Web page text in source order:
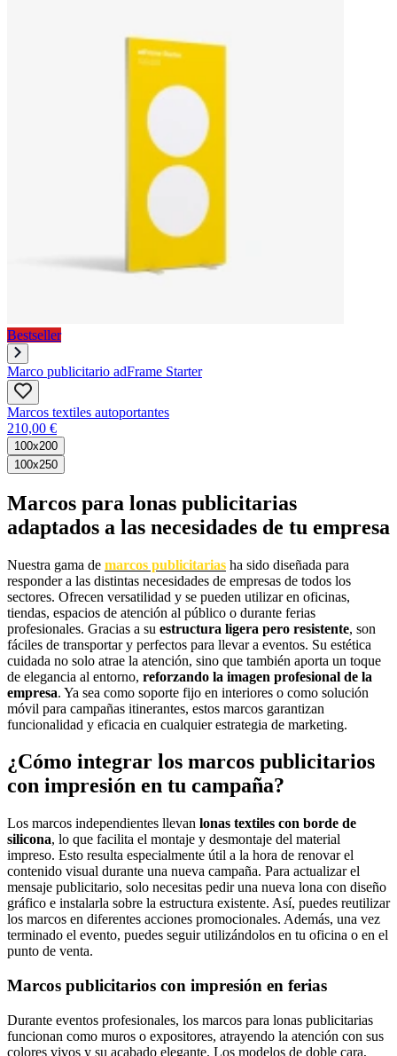
Bestseller
Marco publicitario adFrame Starter
Marcos textiles autoportantes
210,00 €
100x200
100x250
Marcos para lonas publicitarias
adaptados a las necesidades de tu empresa
Nuestra gama de marcos publicitarias ha sido diseñada para
responder a las distintas necesidades de empresas de todos los
sectores. Ofrecen versatilidad y se pueden utilizar en oficinas,
tiendas, espacios de atención al público o durante ferias
profesionales. Gracias a su estructura ligera pero resistente, son
fáciles de transportar y perfectos para llevar a eventos. Su estética
cuidada no solo atrae la atención, sino que también aporta un toque
de elegancia al entorno, reforzando la imagen profesional de la
empresa. Ya sea como soporte fijo en interiores o como solución
móvil para campañas itinerantes, estos marcos garantizan
funcionalidad y eficacia en cualquier estrategia de marketing.
¿Cómo integrar los marcos publicitarios
con impresión en tu campaña?
Los marcos independientes llevan lonas textiles con borde de
silicona, lo que facilita el montaje y desmontaje del material
impreso. Esto resulta especialmente útil a la hora de renovar el
contenido visual durante una nueva campaña. Para actualizar el
mensaje publicitario, solo necesitas pedir una nueva lona con diseño
gráfico e instalarla sobre la estructura existente. Así, puedes reutilizar
los marcos en diferentes acciones promocionales. Además, una vez
terminado el evento, puedes seguir utilizándolos en tu oficina o en el
punto de venta.
Marcos publicitarios con impresión en ferias
Durante eventos profesionales, los marcos para lonas publicitarias
funcionan como muros o expositores, atrayendo la atención con sus
colores vivos y su acabado elegante. Los modelos de doble cara,